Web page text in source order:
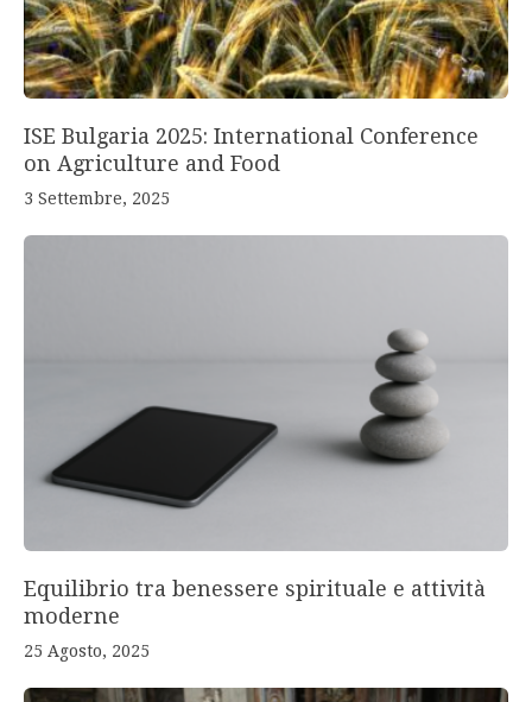
ISE Bulgaria 2025: International Conference
on Agriculture and Food
3 Settembre, 2025
Equilibrio tra benessere spirituale e attività
moderne
25 Agosto, 2025